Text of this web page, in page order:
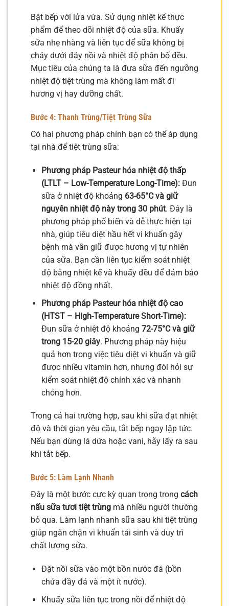
Bật bếp với lửa vừa. Sử dụng nhiệt kế thực
phẩm để theo dõi nhiệt độ của sữa. Khuấy
sữa nhẹ nhàng và liên tục để sữa không bị
cháy dưới đáy nồi và nhiệt độ phân bố đều.
Mục tiêu của chúng ta là đưa sữa đến ngưỡng
nhiệt độ tiệt trùng mà không làm mất đi
hương vị hay dưỡng chất.
Bước 4: Thanh Trùng/Tiệt Trùng Sữa
Có hai phương pháp chính bạn có thể áp dụng
tại nhà để tiệt trùng sữa:
Phương pháp Pasteur hóa nhiệt độ thấp
(LTLT – Low-Temperature Long-Time):Đun
sữa ở nhiệt độ khoảng 63-65°C và giữ
nguyên nhiệt độ này trong 30 phút. Đây là
phương pháp phổ biến và dễ thực hiện tại
nhà, giúp tiêu diệt hầu hết vi khuẩn gây
bệnh mà vẫn giữ được hương vị tự nhiên
của sữa. Bạn cần liên tục kiểm soát nhiệt
độ bằng nhiệt kế và khuấy đều để đảm bảo
nhiệt độ đồng nhất.
Phương pháp Pasteur hóa nhiệt độ cao
(HTST – High-Temperature Short-Time):
Đun sữa ở nhiệt độ khoảng 72-75°C và giữ
trong 15-20 giây. Phương pháp này hiệu
quả hơn trong việc tiêu diệt vi khuẩn và giữ
được nhiều vitamin hơn, nhưng đòi hỏi sự
kiểm soát nhiệt độ chính xác và nhanh
chóng hơn.
Trong cả hai trường hợp, sau khi sữa đạt nhiệt
độ và thời gian yêu cầu, tắt bếp ngay lập tức.
Nếu bạn dùng lá dứa hoặc vani, hãy lấy ra sau
khi tắt bếp.
Bước 5: Làm Lạnh Nhanh
Đây là một bước cực kỳ quan trọng trong cách
nấu sữa tươi tiệt trùng mà nhiều người thường
bỏ qua. Làm lạnh nhanh sữa sau khi tiệt trùng
giúp ngăn chặn vi khuẩn tái sinh và duy trì
chất lượng sữa.
Đặt nồi sữa vào một bồn nước đá (bồn
chứa đầy đá và một ít nước).
Khuấy sữa liên tục trong nồi để nhiệt độ